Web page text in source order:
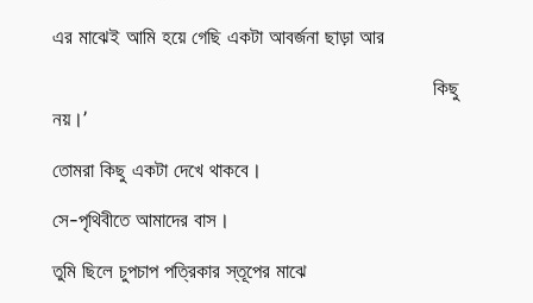
এর মাঝেই আমি হয়ে গেছি একটা আবর্জনা ছাড়া আর
কিছু
নয়।’
তোমরা কিছু একটা দেখে থাকবে।
সে-পৃথিবীতে আমাদের বাস।
তুমি ছিলে চুপচাপ পত্রিকার স্তূপের মাঝে